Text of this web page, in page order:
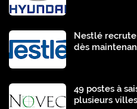
Nestlé recrute
dès
49 postes à
plusieurs villes